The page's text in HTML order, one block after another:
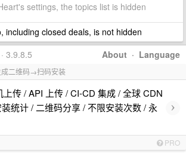
settings, the topics list is hidden
including closed deals, is not hidden
About · Language
3.9.8.5
二维码→扫码安装
传 / API 上传 / CI-CD 集成 / 全球 CDN
统计 / 二维码分享 / 不限安装次数 / 永
›
PRO